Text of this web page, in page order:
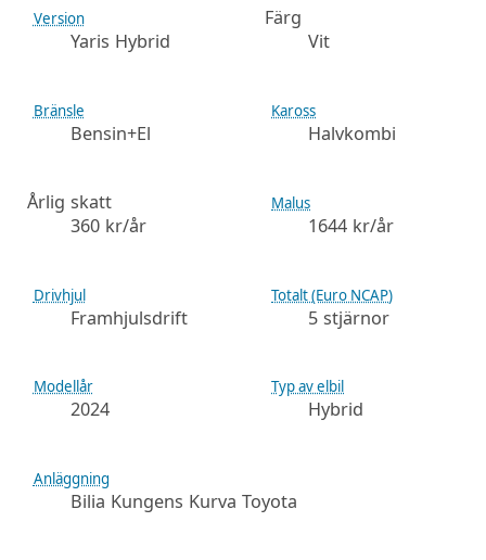
Version
Yaris Hybrid
Färg
Vit
Bränsle
Bensin+El
Kaross
Halvkombi
Årlig skatt
360 kr/år
Malus
1644 kr/år
Drivhjul
Framhjulsdrift
Totalt (Euro NCAP)
5 stjärnor
Modellår
2024
Typ av elbil
Hybrid
Anläggning
Bilia Kungens Kurva Toyota